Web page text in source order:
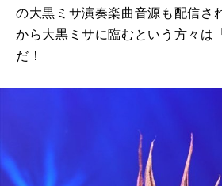
の大黒ミサ演奏楽曲音源も配信さ
から大黒ミサに臨むという方々は
だ！